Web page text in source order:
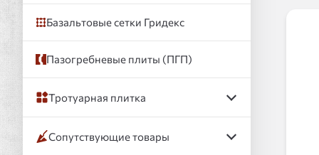
Базальтовые сетки Гридекс
Пазогребневые плиты (ПГП)
Тротуарная плитка
Сопутствующие товары